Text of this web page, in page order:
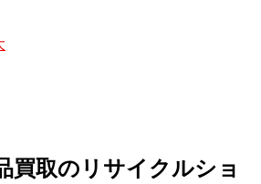
買取のリサイクルショ